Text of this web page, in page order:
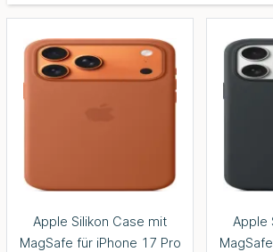
Apple Silikon Case mit
MagSafe für iPhone 17 Pro
Apple